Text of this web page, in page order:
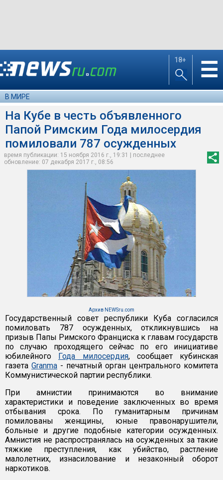
18+ ☰
В МИРЕ
На Кубе в честь объявленного
Папой Римским Года милосердия
помиловали 787 осужденных
время публикации: 15 ноября 2016 г., 19:31 | последнее
обновление: 07 декабря 2017 г., 08:56
Архив NEWSru.com
Государственный совет республики Куба согласился
помиловать 787 осужденных, откликнувшись на
призыв Папы Римского Франциска к главам государств
по случаю проходящего сейчас по его инициативе
юбилейного Года милосердия, сообщает кубинская
газета Granma - печатный орган центрального комитета
Коммунистической партии республики.
При амнистии принимаются во внимание
характеристики и поведение заключенных во время
отбывания срока. По гуманитарным причинам
помилованы женщины, юные правонарушители,
больные и другие подобные категории осужденных.
Амнистия не распространялась на осужденных за такие
тяжкие преступления, как убийство, растление
малолетних, изнасилование и незаконный оборот
наркотиков.